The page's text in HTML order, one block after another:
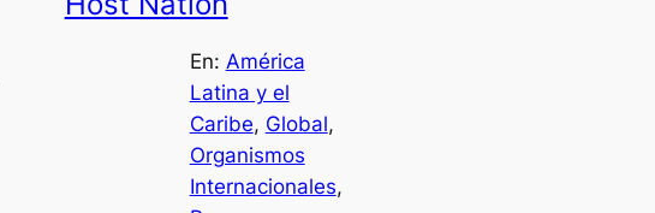
En: América
Latina y el
Caribe, Global
Organismos
Internacionales